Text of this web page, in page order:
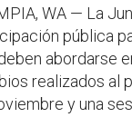
WA — La
pública
abordarse
realizados al
y una